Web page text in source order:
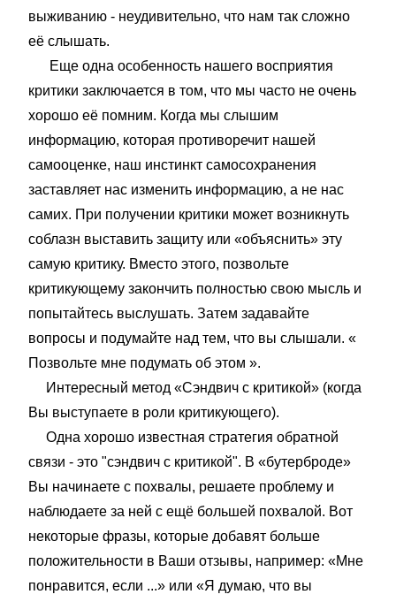
выживанию - неудивительно, что нам так сложно
её слышать.
Еще одна особенность нашего восприятия
критики заключается в том, что мы часто не очень
хорошо её помним. Когда мы слышим
информацию, которая противоречит нашей
самооценке, наш инстинкт самосохранения
заставляет нас изменить информацию, а не нас
самих. При получении критики может возникнуть
соблазн выставить защиту или «объяснить» эту
самую критику. Вместо этого, позвольте
критикующему закончить полностью свою мысль и
попытайтесь выслушать. Затем задавайте
вопросы и подумайте над тем, что вы слышали. «
Позвольте мне подумать об этом ».
Интересный метод «Сэндвич с критикой» (когда
Вы выступаете в роли критикующего).
Одна хорошо известная стратегия обратной
связи - это "сэндвич с критикой". В «бутерброде»
Вы начинаете с похвалы, решаете проблему и
наблюдаете за ней с ещё большей похвалой. Вот
некоторые фразы, которые добавят больше
положительности в Ваши отзывы, например: «Мне
понравится, если ...» или «Я думаю, что вы